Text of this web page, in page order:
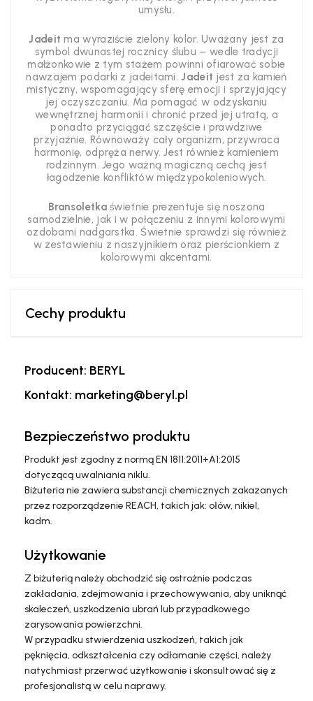
umysłu.
Jadeitma wyraziście zielony kolor. Uważany jest za
symbol dwunastej rocznicy ślubu – wedle tradycji
małżonkowie z tym stażem powinni ofiarować sobie
nawzajem podarki z jadeitami.Jadeit jest za kamień
mistyczny,wspomagający sferę emocji i sprzyjający
jej oczyszczaniu. Ma pomagać w odzyskaniu
wewnętrznej harmonii i chronić przed jej utratą, a
ponadto przyciągać szczęście i prawdziwe
przyjaźnie. Równoważy cały organizm, przywraca
harmonię, odpręża nerwy. Jest również kamieniem
rodzinnym. Jego ważną magiczną cechą jest
łagodzenie konfliktów międzypokoleniowych.
Bransoletkaświetnie prezentuje się noszona
samodzielnie, jak i w połączeniu z innymi kolorowymi
ozdobami nadgarstka. Świetnie sprawdzi się również
w zestawieniu z naszyjnikiem oraz pierścionkiem z
kolorowymi akcentami.
Cechy produktu
Producent: BERYL
Kontakt: marketing@beryl.pl
Bezpieczeństwo produktu
Produkt jest zgodny z normą EN 1811:2011+A1:2015
dotyczącą uwalniania niklu.
Biżuteria nie zawiera substancji chemicznych zakazanych
przez rozporządzenie REACH, takich jak: ołów, nikiel,
kadm.
Użytkowanie
Z biżuterią należy obchodzić się ostrożnie podczas
zakładania, zdejmowania i przechowywania, aby uniknąć
skaleczeń, uszkodzenia ubrań lub przypadkowego
zarysowania powierzchni.
W przypadku stwierdzenia uszkodzeń, takich jak
pęknięcia, odkształcenia czy odłamanie części, należy
natychmiast przerwać użytkowanie i skonsultować się z
profesjonalistą w celu naprawy.